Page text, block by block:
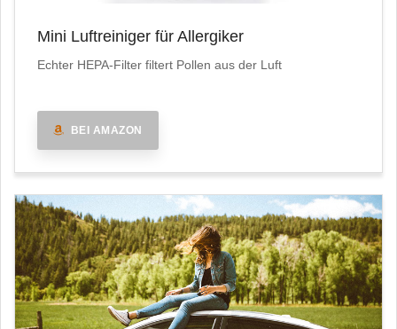
Mini Luftreiniger für Allergiker
Echter HEPA-Filter filtert Pollen aus der Luft
BEI AMAZON